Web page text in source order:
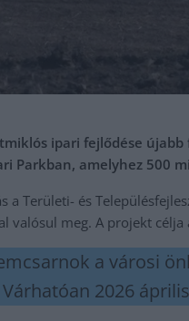
ipari fejlődése
Parkban, amelyhez 500
a Területi- és
valósul meg. A projekt
a városi
2026